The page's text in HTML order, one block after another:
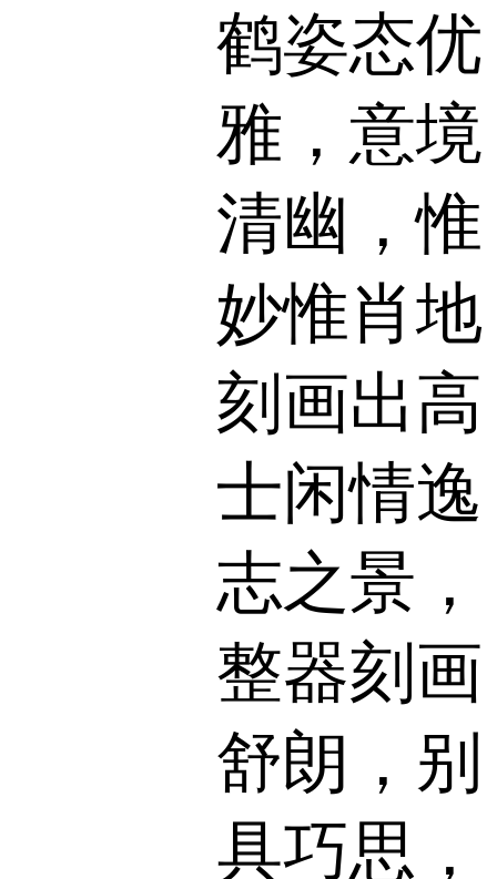
鹤姿态优
雅，意境
清幽，惟
妙惟肖地
刻画出高
士闲情逸
志之景，
整器刻画
舒朗，别
具巧思，